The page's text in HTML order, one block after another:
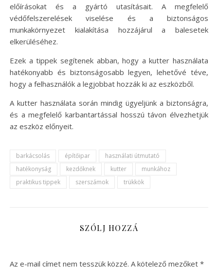
előírásokat és a gyártó utasításait. A megfelelő
védőfelszerelések viselése és a biztonságos
munkakörnyezet kialakítása hozzájárul a balesetek
elkerüléséhez.
Ezek a tippek segítenek abban, hogy a kutter használata
hatékonyabb és biztonságosabb legyen, lehetővé téve,
hogy a felhasználók a legjobbat hozzák ki az eszközből.
A kutter használata során mindig ügyeljünk a biztonságra,
és a megfelelő karbantartással hosszú távon élvezhetjük
az eszköz előnyeit.
barkácsolás építőipar
használati útmutató
hatékonyság
kezdőknek kutter
munkához
praktikus tippek
szerszámok trükkök
SZÓLJ HOZZÁ
Az e-mail címet nem tesszük közzé. A kötelező mezőket *